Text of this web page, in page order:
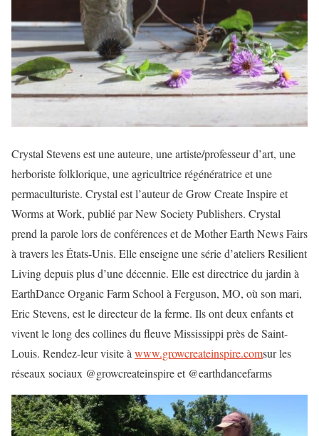
Crystal Stevens est une auteure, une artiste/professeur d’art, une
herboriste folklorique, une agricultrice régénératrice et une
permaculturiste. Crystal est l’auteur de Grow Create Inspire et
Worms at Work, publié par New Society Publishers. Crystal
prend la parole lors de conférences et de Mother Earth News Fairs
à travers les États-Unis. Elle enseigne une série d’ateliers Resilient
Living depuis plus d’une décennie. Elle est directrice du jardin à
EarthDance Organic Farm School à Ferguson, MO, où son mari,
Eric Stevens, est le directeur de la ferme. Ils ont deux enfants et
vivent le long des collines du fleuve Mississippi près de Saint-
Louis. Rendez-leur visite à www.growcreateinspire.comsur les
réseaux sociaux @growcreateinspire et @earthdancefarms